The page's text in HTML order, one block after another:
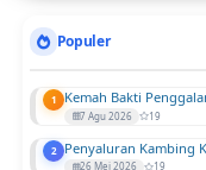
Populer
1 Kemah Bakti
7 Agu 2026 19
2 Penyaluran Kambing
26 Mei 2026 19